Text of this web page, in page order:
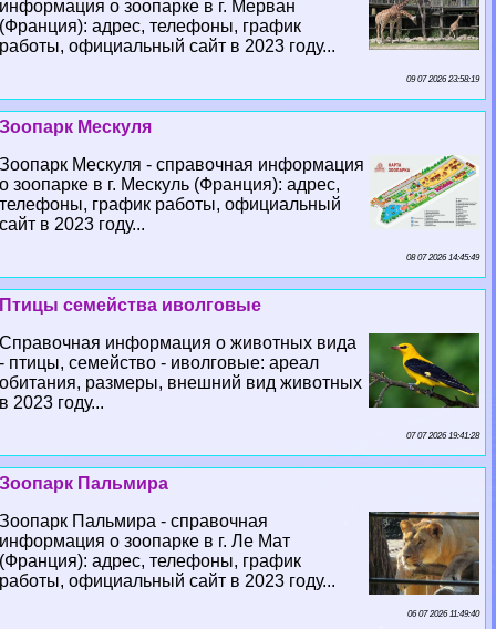
информация о зоопарке в г. Мерван
(Франция): адрес, телефоны, график
работы, официальный сайт в 2023 году...
09 07 2026 23:58:19
Зоопарк Мескуля
Зоопарк Мескуля - справочная информация
о зоопарке в г. Мескуль (Франция): адрес,
телефоны, график работы, официальный
сайт в 2023 году...
08 07 2026 14:45:49
Птицы семейства иволговые
Справочная информация о животных вида
- птицы, семейство - иволговые: ареал
обитания, размеры, внешний вид животных
в 2023 году...
07 07 2026 19:41:28
Зоопарк Пальмира
Зоопарк Пальмира - справочная
информация о зоопарке в г. Ле Мат
(Франция): адрес, телефоны, график
работы, официальный сайт в 2023 году...
06 07 2026 11:49:40